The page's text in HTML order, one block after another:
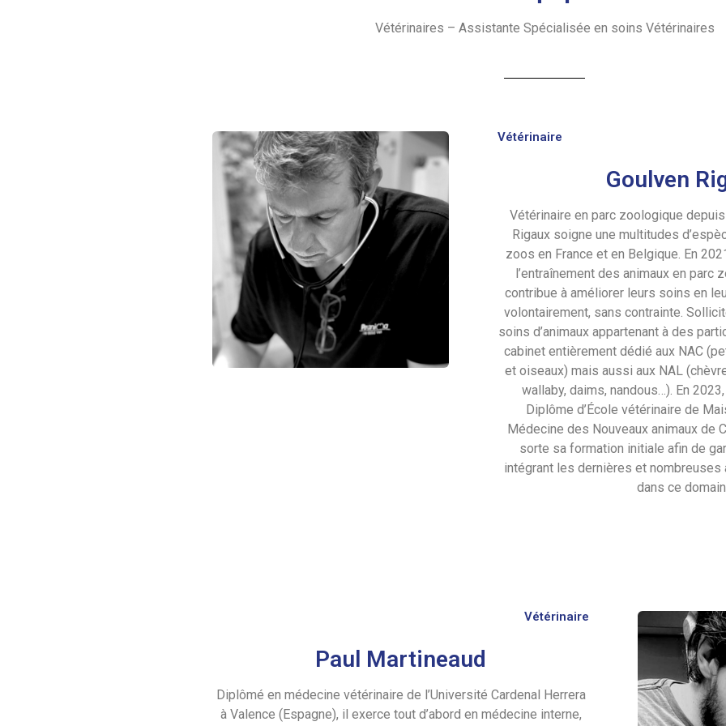
Vétérinaires – Assistante Spécialisée en soins Vétérinaires
Vétérinaire
Goulven
Vétérinaire en parc zoologique
Rigaux soigne une multitudes
zoos en France et en Belgique. En
l’entraînement des animaux en parc
contribue à améliorer leurs soins en
volontairement, sans contrainte.
soins d’animaux appartenant à des
cabinet entièrement dédié aux NAC
et oiseaux) mais aussi aux NAL
wallaby, daims, nandous…). En
Diplôme d’École vétérinaire de
Médecine des Nouveaux animaux de
sorte sa formation initiale afin de
intégrant les dernières et nombreuses
dans ce
Vétérinaire
Paul Martineaud
Diplômé en médecine vétérinaire de l’Université Cardenal Herrera
à Valence (Espagne), il exerce tout d’abord en médecine interne,